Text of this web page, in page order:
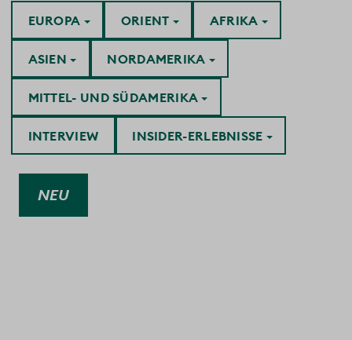
AFRIKA
ASIEN
EUROPA
INSIDER-ERLEBNISSE
INTERVIEW
MITTEL- UND SÜDAMERIKA
NORDAMERIKA
ORIENT
NEU